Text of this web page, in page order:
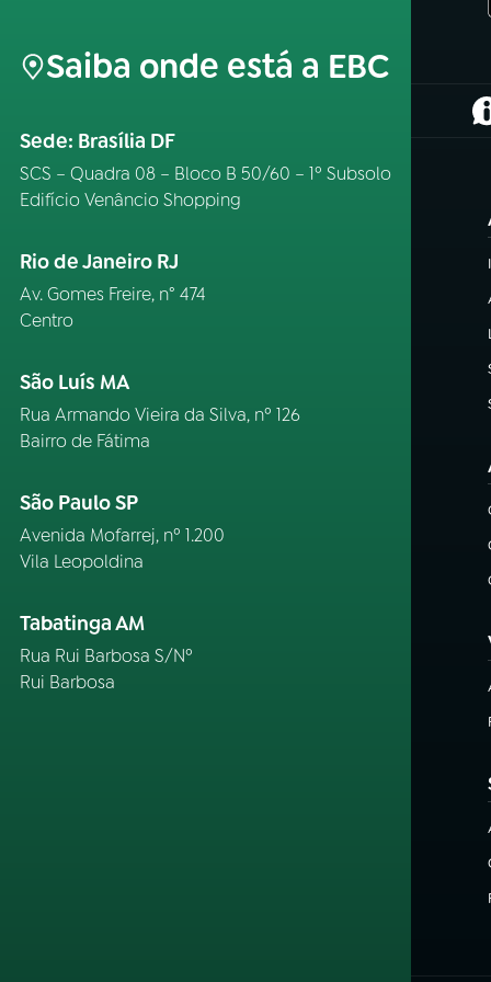
Saiba onde está a EBC
Sede: Brasília DF
SCS – Quadra 08 – Bloco B 50/60 – 1º Subsolo
Edifício Venâncio Shopping
Rio de Janeiro RJ
Av. Gomes Freire, n° 474
Centro
São Luís MA
Rua Armando Vieira da Silva, nº 126
Bairro de Fátima
São Paulo SP
Avenida Mofarrej, nº 1.200
Vila Leopoldina
Tabatinga AM
Rua Rui Barbosa S/Nº
Rui Barbosa